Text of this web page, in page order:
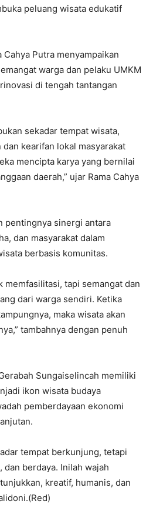
peluang wisata edukatif
Cahya Putra menyampaikan
warga dan pelaku UMKM
di tengah tantangan
sekadar tempat wisata,
kearifan lokal masyarakat
mencipta karya yang bernilai
daerah,” ujar Rama Cahya
pentingnya sinergi antara
dan masyarakat dalam
berbasis komunitas.
memfasilitasi, tapi semangat dan
dari warga sendiri. Ketika
maka wisata akan
tambahnya dengan penuh
Sungaiselincah memiliki
ikon wisata budaya
pemberdayaan ekonomi
tempat berkunjung, tetapi
berdaya. Inilah wajah
kreatif, humanis, dan